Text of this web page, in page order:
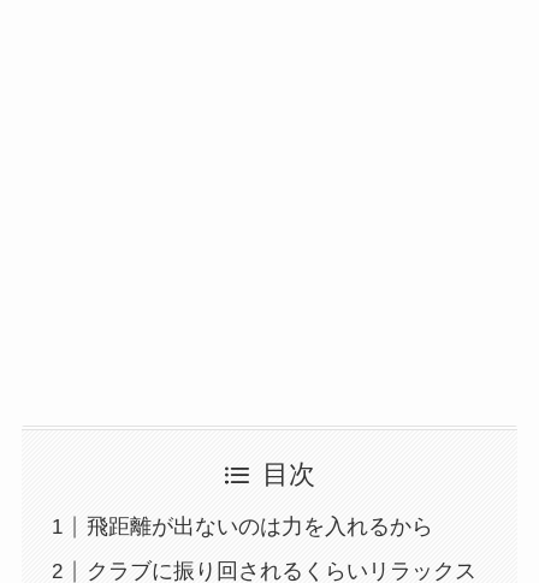
目次
飛距離が出ないのは力を入れるから
クラブに振り回されるくらいリラックス